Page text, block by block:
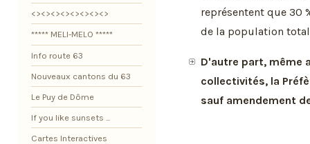
représentent que 30
de la population
D'autre part, même
collectivités, la
sauf amendement
<><><><><><><><>
***** MELI-MELO *****
Info route 63
Nouveaux cantons du 63
Le Puy de Dôme
If you like sunsets ...
Cartes Interactives